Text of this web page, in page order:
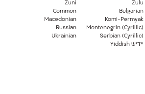
Zulu
Zuni
Bulgarian
Common
Komi-Permyak
Macedonian
Montenegrin (Cyrillic)
Russian
Serbian (Cyrillic)
Ukrainian
Yiddish יידיש